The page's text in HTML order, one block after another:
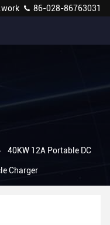
86-028-86763031
40KW 12A Portable DC
Charger